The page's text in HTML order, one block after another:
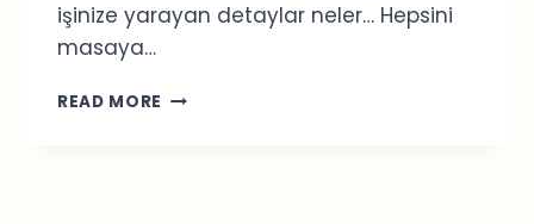
işinize yarayan detaylar neler… Hepsini
masaya…
READ MORE ONLINE